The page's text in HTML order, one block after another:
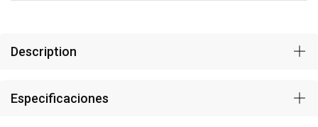
Description
Especificaciones